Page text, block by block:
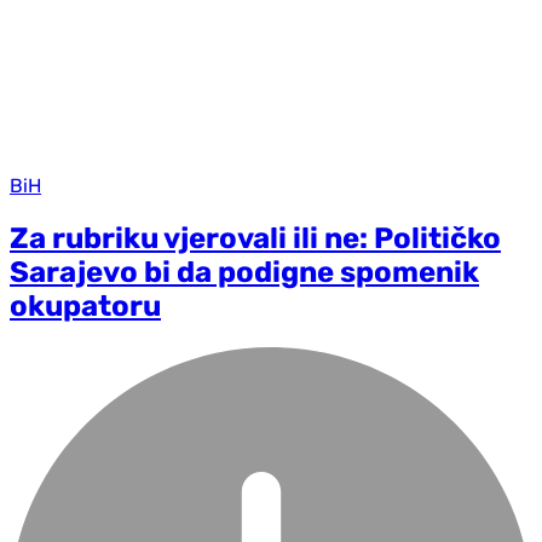
BiH
Za rubriku vjerovali ili ne: Političko
Sarajevo bi da podigne spomenik
okupatoru